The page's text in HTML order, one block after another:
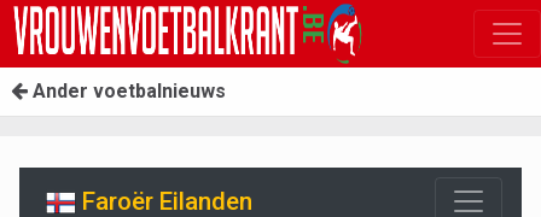
Ander voetbalnieuws
Faroër Eilanden